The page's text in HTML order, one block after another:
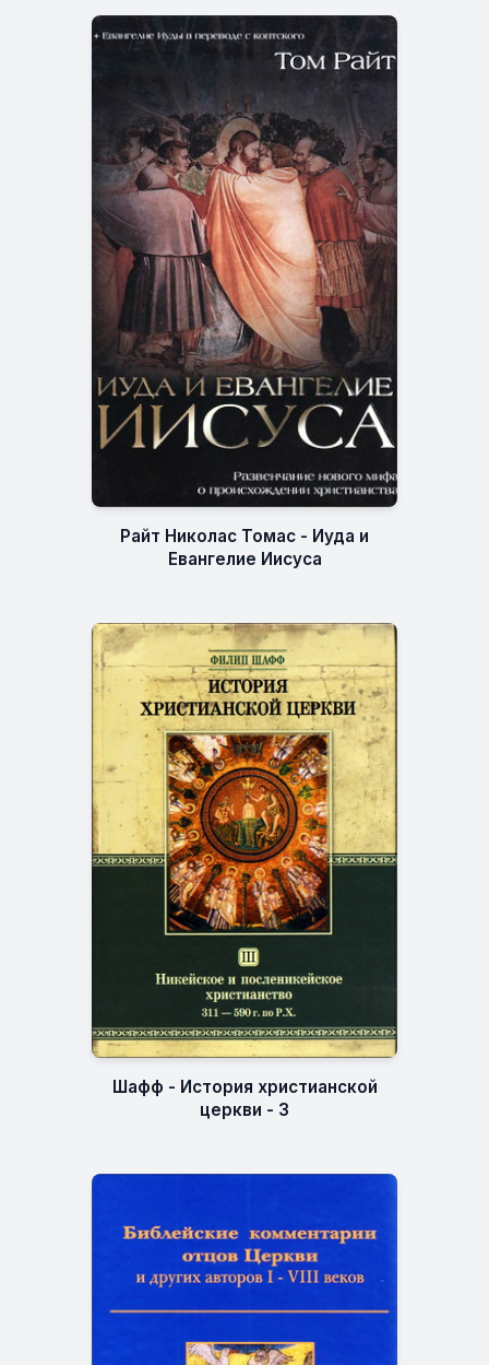
Райт Николас Томас - Иуда и
Евангелие Иисуса
Шафф - История христианской
церкви - 3